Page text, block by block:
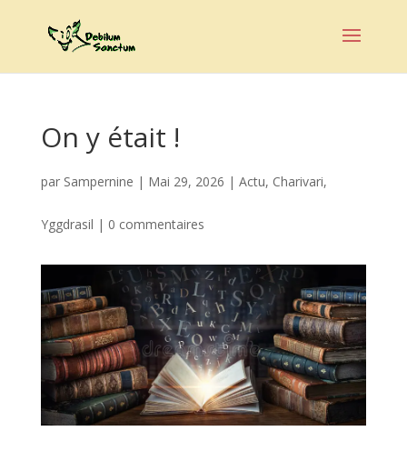
On y était !
par Sampernine | Mai 29, 2026 | Actu, Charivari,
Yggdrasil | 0 commentaires